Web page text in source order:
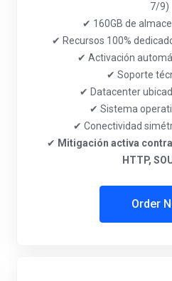
7/9)
✔ 160GB de
✔ Recursos 100%
✔ Activación
✔ Soporte
✔ Datacenter
✔ Sistema
✔ Conectividad
✔ Mitigación activa contra
HTTP,
Order